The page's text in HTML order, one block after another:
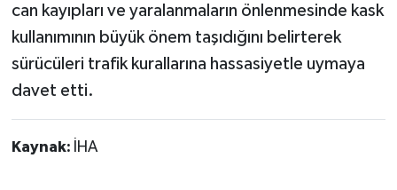
can kayıpları ve yaralanmaların önlenmesinde kask
kullanımının büyük önem taşıdığını belirterek
sürücüleri trafik kurallarına hassasiyetle uymaya
davet etti.
Kaynak: İHA